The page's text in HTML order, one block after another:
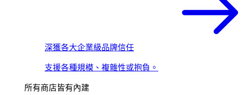
深獲各大企業級品牌信任
支援各種規模、複雜性或抱負。
所有商店皆有內建